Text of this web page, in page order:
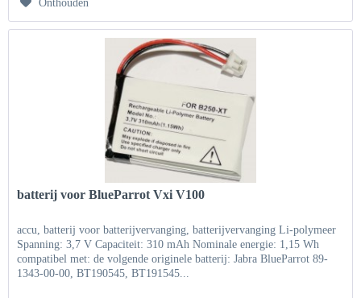
Onthouden
batterij voor BlueParrot Vxi V100
accu, batterij voor batterijvervanging, batterijvervanging Li-polymeer
Spanning: 3,7 V Capaciteit: 310 mAh Nominale energie: 1,15 Wh
compatibel met: de volgende originele batterij: Jabra BlueParrot 89-
1343-00-00, BT190545, BT191545...